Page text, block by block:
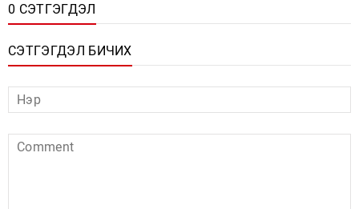
0 СЭТГЭГДЭЛ
СЭТГЭГДЭЛ БИЧИХ